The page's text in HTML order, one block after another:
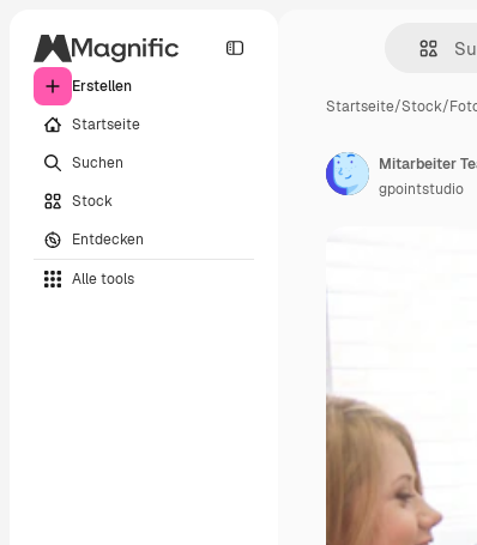
Erstellen
Startseite
Suchen
Stock
Entdecken
Alle tools
Startseite/Stock/
Mitarbeiter
gpointstudio